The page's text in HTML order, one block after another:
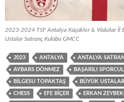
2023-2024 TSF Antalya Küçükler & Yıldızlar İl
Ustalar Satranç Kulübü GMCC
2023 ANTALYA ANTALYA
AYBARS DÖNMEZ BAŞARILI
BILGESU TOPAKTAŞ BÜYÜK USTALAR
CHESS EFE BIÇER ERKAN